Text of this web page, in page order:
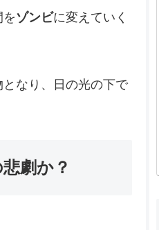
ゾンビに変えていく
なり、日の光の下で
劇か？